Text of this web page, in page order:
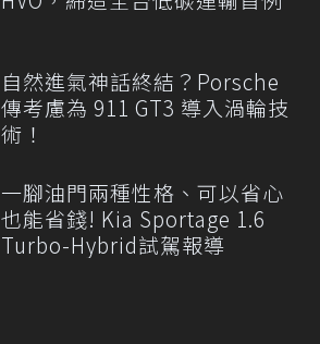
自然進氣神話終結？Porsche
傳考慮為 911 GT3 導入渦輪技
術！
一腳油門兩種性格、可以省心
也能省錢! Kia Sportage 1.6
Turbo-Hybrid試駕報導